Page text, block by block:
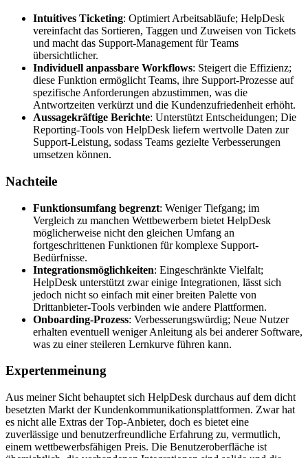
Intuitives Ticketing: Optimiert Arbeitsabläufe; HelpDesk
vereinfacht das Sortieren, Taggen und Zuweisen von Tickets
und macht das Support-Management für Teams
übersichtlicher.
Individuell anpassbare Workflows: Steigert die Effizienz;
diese Funktion ermöglicht Teams, ihre Support-Prozesse auf
spezifische Anforderungen abzustimmen, was die
Antwortzeiten verkürzt und die Kundenzufriedenheit erhöht.
Aussagekräftige Berichte: Unterstützt Entscheidungen; Die
Reporting-Tools von HelpDesk liefern wertvolle Daten zur
Support-Leistung, sodass Teams gezielte Verbesserungen
umsetzen können.
Nachteile
Funktionsumfang begrenzt: Weniger Tiefgang; im
Vergleich zu manchen Wettbewerbern bietet HelpDesk
möglicherweise nicht den gleichen Umfang an
fortgeschrittenen Funktionen für komplexe Support-
Bedürfnisse.
Integrationsmöglichkeiten: Eingeschränkte Vielfalt;
HelpDesk unterstützt zwar einige Integrationen, lässt sich
jedoch nicht so einfach mit einer breiten Palette von
Drittanbieter-Tools verbinden wie andere Plattformen.
Onboarding-Prozess: Verbesserungswürdig; Neue Nutzer
erhalten eventuell weniger Anleitung als bei anderer Software,
was zu einer steileren Lernkurve führen kann.
Expertenmeinung
Aus meiner Sicht behauptet sich HelpDesk durchaus auf dem dicht
besetzten Markt der Kundenkommunikationsplattformen. Zwar hat
es nicht alle Extras der Top-Anbieter, doch es bietet eine
zuverlässige und benutzerfreundliche Erfahrung zu, vermutlich,
einem wettbewerbsfähigen Preis. Die Benutzeroberfläche ist